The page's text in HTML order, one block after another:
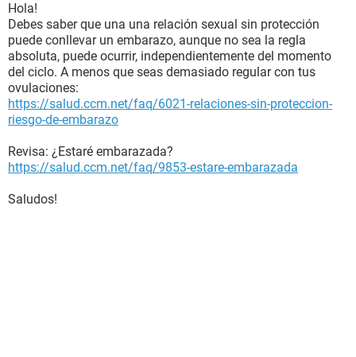
Hola!
Debes saber que una una relación sexual sin protección
puede conllevar un embarazo, aunque no sea la regla
absoluta, puede ocurrir, independientemente del momento
del ciclo. A menos que seas demasiado regular con tus
ovulaciones:
https://salud.ccm.net/faq/6021-relaciones-sin-proteccion-
riesgo-de-embarazo
Revisa: ¿Estaré embarazada?
https://salud.ccm.net/faq/9853-estare-embarazada
Saludos!